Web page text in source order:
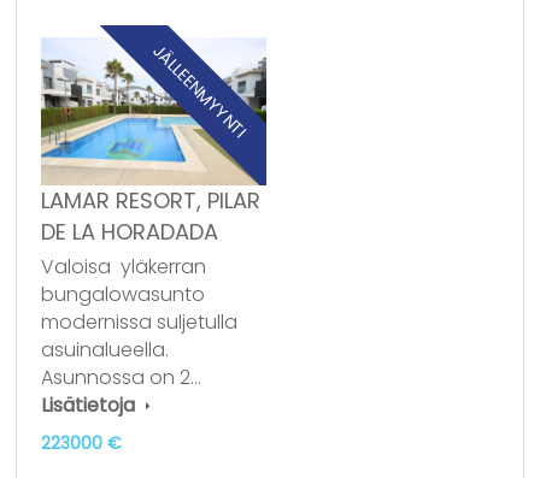
JÄLLEENMYYNTI
LAMAR RESORT, PILAR
DE LA HORADADA
Valoisa yläkerran
bungalowasunto
modernissa suljetulla
asuinalueella.
Asunnossa on 2…
Lisätietoja
223000 €